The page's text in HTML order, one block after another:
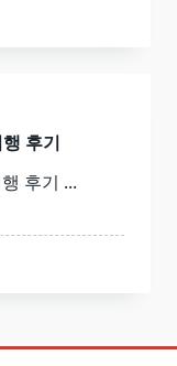
후기
후기 ...